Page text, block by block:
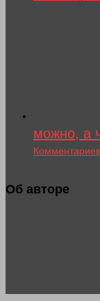
можно, а
Об авторе